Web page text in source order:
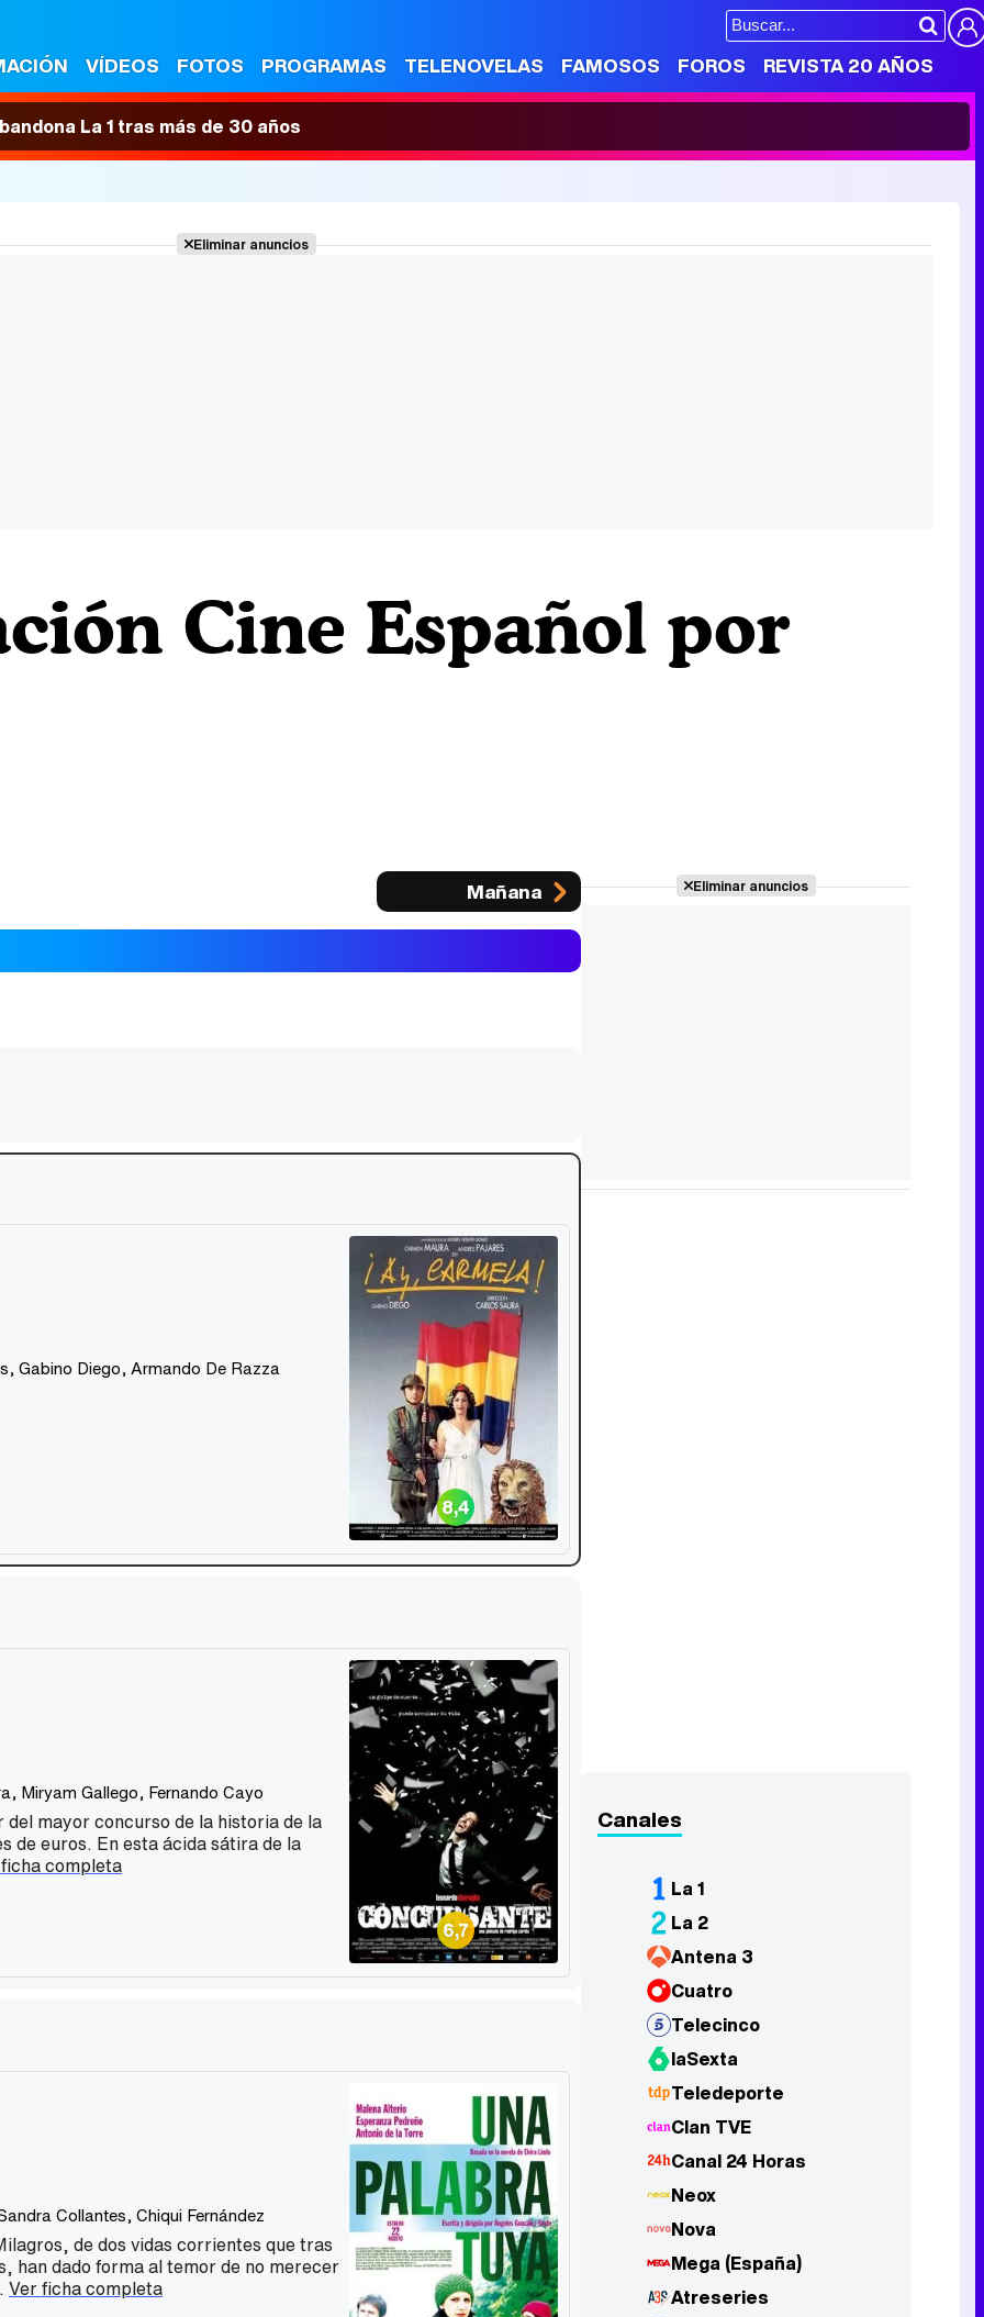
VÍDEOS FOTOS PROGRAMAS TELENOVELAS FAMOSOS FOROS REVISTA 20 AÑOS
La 1 tras más de 30 años
Eliminar anuncios
Cine Español por
Mañana
8,4
,Gabino Diego,Armando De Razza
6,7
, Miryam Gallego, Fernando Cayo
mayor concurso de la historia de la
de euros. En esta ácida sátira de la
completa
Collantes,Chiqui Fernández
de dos vidas corrientes que tras
han dado forma al temor de no merecer
Ver ficha completa
Eliminar anuncios
Canales
La 1
La 2
Antena 3
Cuatro
Telecinco
laSexta
Teledeporte
Clan TVE
Canal 24 Horas
Neox
Nova
Mega (España)
Atreseries